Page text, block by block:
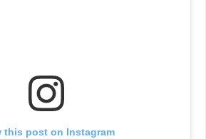
this post on Instagram